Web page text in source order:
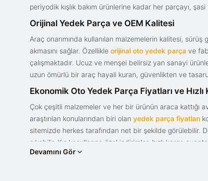
periyodik kışlık bakım ürünlerine kadar her parçayı,
Orijinal Yedek Parça ve OEM Kalitesi
Araç onarımında kullanılan malzemelerin kalitesi,
akmasını sağlar. Özellikle orijinal oto yedek parça ve
çalışmaktadır. Ucuz ve menşei belirsiz yan sanayi
uzun ömürlü bir araç hayali kuran, güvenlikten ve
Ekonomik Oto Yedek Parça Fiyatları ve Hızlı
Çok çeşitli malzemeler ve her bir ürünün araca kattığı
araştırılan konularından biri olan yedek parça fiyatları
sitemizde herkes tarafından net bir şekilde görülebilir.
çıkabilir. Kış koşullarına özel indirimler, hızlı kargo
bir tasarım ve güce sahip olan aracınızın değerini
Devamını Gör